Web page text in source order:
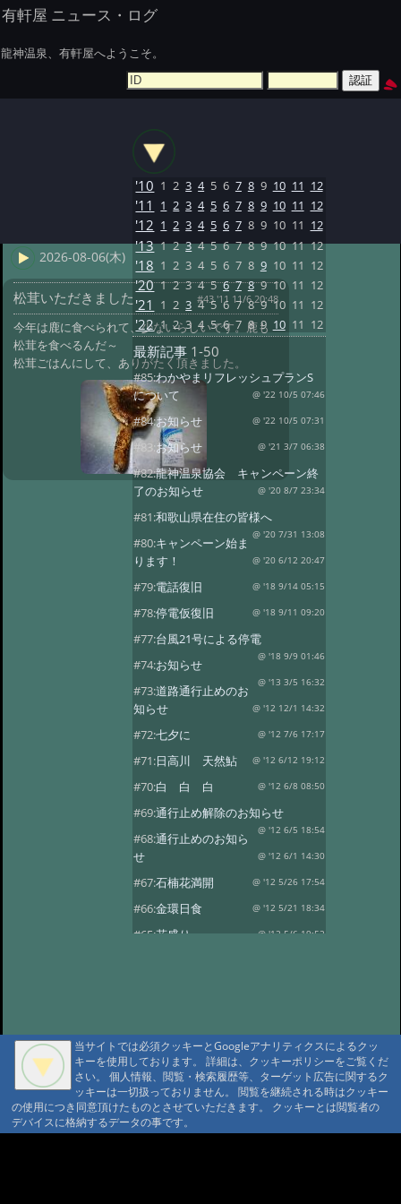
有軒屋 ニュース・ログ
龍神温泉、有軒屋へようこそ。
2026-08-06(木)
松茸いただきました #43 '11 11/6 20:48
今年は鹿に食べられて、少ないらしいです。鹿も
松茸を食べるんだ～
松茸ごはんにして、ありがたく頂きました。
'10 1 2 3 4 5 6 7 8 9 10 11 12
'11 1 2 3 4 5 6 7 8 9 10 11 12
'12 1 2 3 4 5 6 7 8 9 10 11 12
'13 1 2 3 4 5 6 7 8 9 10 11 12
'18 1 2 3 4 5 6 7 8 9 10 11 12
'20 1 2 3 4 5 6 7 8 9 10 11 12
'21 1 2 3 4 5 6 7 8 9 10 11 12
'22 1 2 3 4 5 6 7 8 9 10 11 12
最新記事 1-50
#85:わかやまリフレッシュプランS
について
@ '22 10/5 07:46
#84:お知らせ @ '22 10/5 07:31
#83:お知らせ @ '21 3/7 06:38
#82:龍神温泉協会 キャンペーン終
了のお知らせ
@ '20 8/7 23:34
#81:和歌山県在住の皆様へ
@ '20 7/31 13:08
#80:キャンペーン始ま
ります！
@ '20 6/12 20:47
#79:電話復旧 @ '18 9/14 05:15
#78:停電仮復旧 @ '18 9/11 09:20
#77:台風21号による停電
@ '18 9/9 01:46
#74:お知らせ
@ '13 3/5 16:32
#73:道路通行止めのお
知らせ
@ '12 12/1 14:32
#72:七夕に @ '12 7/6 17:17
#71:日高川 天然鮎 @ '12 6/12 19:12
#70:白 白 白 @ '12 6/8 08:50
#69:通行止め解除のお知らせ
@ '12 6/5 18:54
#68:通行止めのお知ら
せ
@ '12 6/1 14:30
#67:石楠花満開 @ '12 5/26 17:54
#66:金環日食 @ '12 5/21 18:34
#65:花盛り @ '12 5/6 19:52
#61:龍神温泉の観燈祭 @ '12 3/27 19:46
#60:春一番？ @ '12 3/24 18:38
#59:寒の戻り @ '12 3/13 18:41
#58:春を探して… @ '12 3/3 15:24
当サイトでは必須クッキーとGoogleアナリティクスによるクッ
キーを使用しております。 詳細は、クッキーポリシーをご覧くだ
さい。 個人情報、閲覧・検索履歴等、ターゲット広告に関するク
ッキーは一切扱っておりません。 閲覧を継続される時はクッキー
の使用につき同意頂けたものとさせていただきます。 クッキーとは閲覧者の
デバイスに格納するデータの事です。